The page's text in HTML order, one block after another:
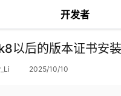
开发者
以后的版本证书安
2025/10/10